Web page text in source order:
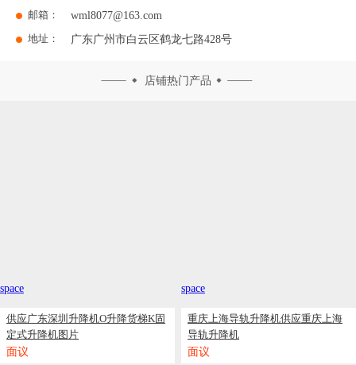
邮箱： wml8077@163.com
地址： 广东广州市白云区鹤龙七路428号
店铺热门产品
space
供应广东深圳升降机O升降货梯K固
定式升降机图片
面议
space
重庆上海导轨升降机供应重庆上海
导轨升降机
面议